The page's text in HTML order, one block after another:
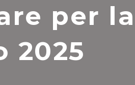
per
2025